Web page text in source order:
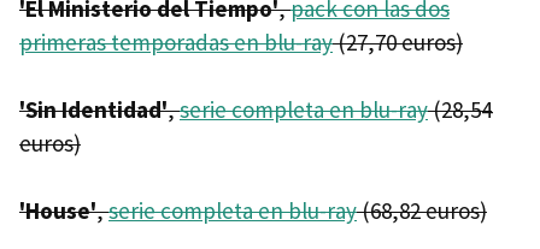
'El Ministerio del Tiempo',pack con las dos
primeras temporadas en blu-ray(27,70 euros)
'Sin Identidad',serie completa en blu-ray(28,54
euros)
'House',serie completa en blu-ray(68,82 euros)